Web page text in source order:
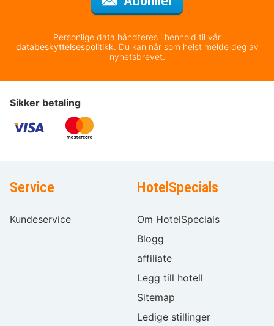
Personlige data håndteres i henhold til vår
databeskyttelsespolitikk. Du kan når som helst melde deg av
nyhetsbrevet.
Sikker betaling
Service
Kundeservice
HotelSpecials
Om HotelSpecials
Blogg
affiliate
Legg till hotell
Sitemap
Ledige stillinger